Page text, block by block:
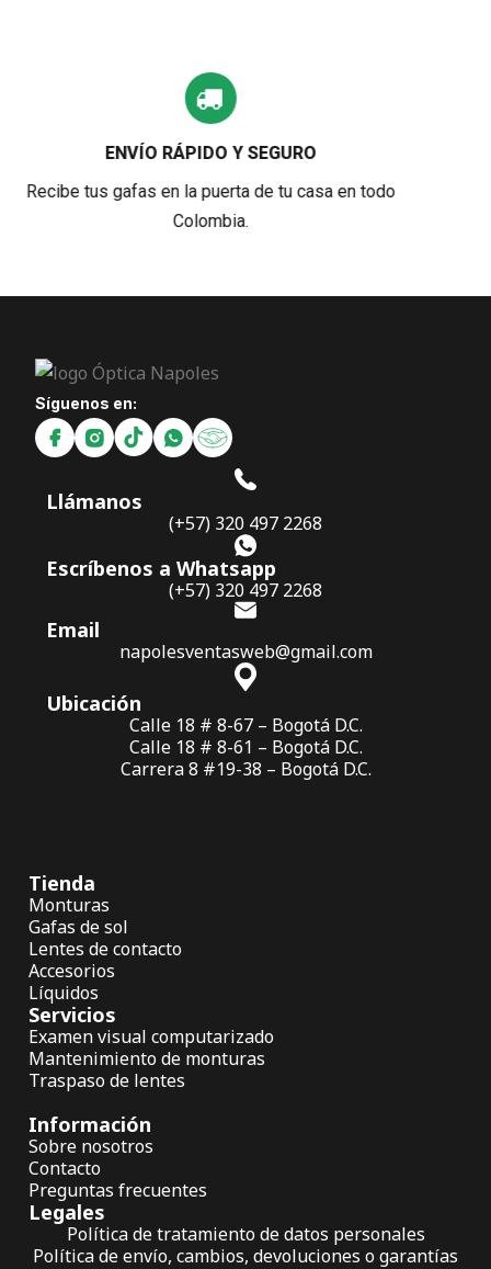
en todo
Pasarelas de pago que
Síguenos en:
Llámanos
(+57) 320 497 2268
Escríbenos a Whatsapp
(+57) 320 497 2268
Email
napolesventasweb@gmail.com
Ubicación
Calle 18 # 8-67 – Bogotá D.C.
Calle 18 # 8-61 – Bogotá D.C.
Carrera 8 #19-38 – Bogotá D.C.
Tienda
Monturas
Gafas de sol
Lentes de contacto
Accesorios
Líquidos
Servicios
Examen visual computarizado
Mantenimiento de monturas
Traspaso de lentes
Información
Sobre nosotros
Contacto
Preguntas frecuentes
Legales
Política de tratamiento de datos personales
Política de envío, cambios, devoluciones o garantías